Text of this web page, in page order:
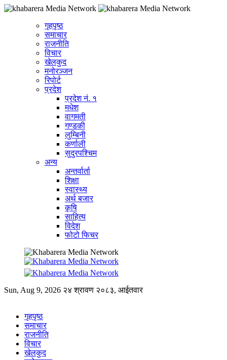
गृहपृष्ठ
समाचार
राजनीति
विचार
खेलकुद
मनोरञ्जन
रिपोर्ट
प्रदेश
प्रदेश नं. १
मधेश
वागमती
गण्डकी
लुम्बिनी
कर्णाली
सुदुरपश्चिम
अन्य
अन्तर्वार्ता
शिक्षा
स्वास्थ्य
अर्थ बजार
कृषि
साहित्य
विदेश
फोटो फिचर
Sun, Aug 9, 2026 २४ श्रावण २०८३, आईतवार
गृहपृष्ठ
समाचार
राजनीति
विचार
खेलकुद